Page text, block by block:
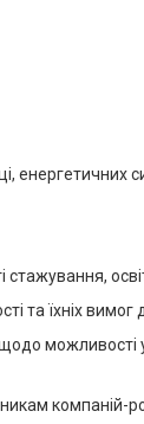
та їхніх вимог
можливості